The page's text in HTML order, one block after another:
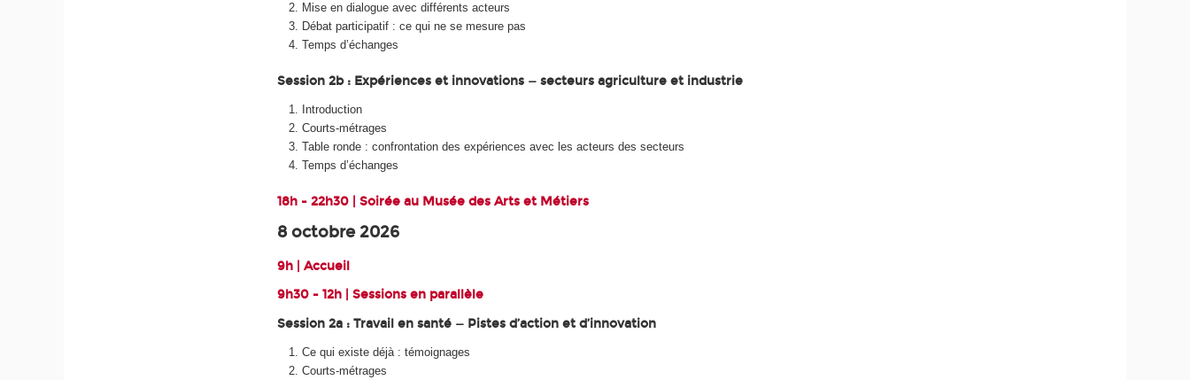
Mise en dialogue avec différents acteurs
Débat participatif : ce qui ne se mesure pas
Temps d’échanges
Session 2b : Expériences et innovations — secteurs agriculture et industrie
Introduction
Courts-métrages
Table ronde : confrontation des expériences avec les acteurs des secteurs
Temps d’échanges
18h - 22h30 | Soirée au Musée des Arts et Métiers
8 octobre 2026
9h | Accueil
9h30 - 12h | Sessions en parallèle
Session 2a : Travail en santé — Pistes d’action et d’innovation
Ce qui existe déjà : témoignages
Courts-métrages